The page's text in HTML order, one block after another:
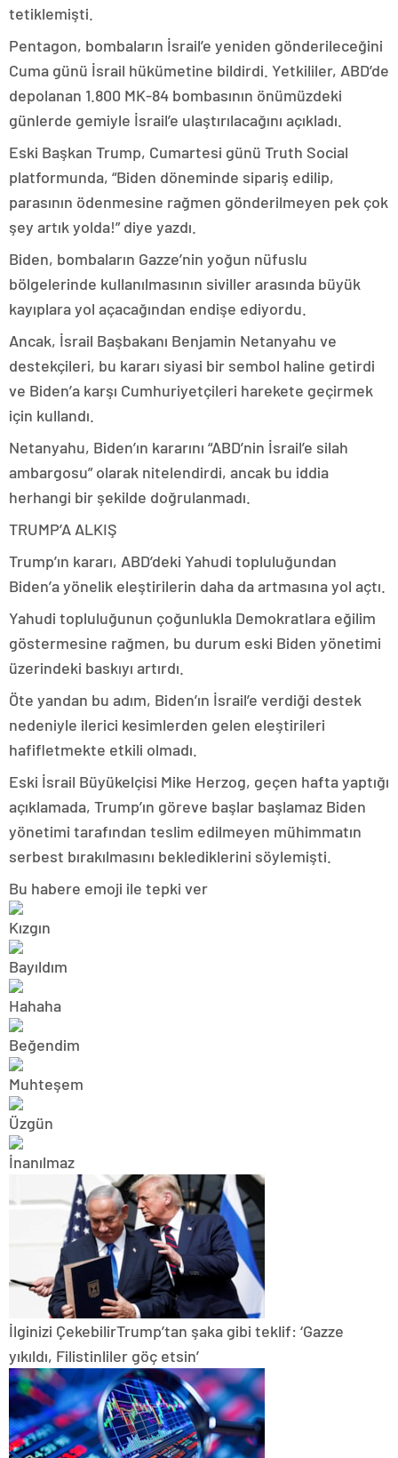
tetiklemişti.
Pentagon, bombaların İsrail’e yeniden gönderileceğini
Cuma günü İsrail hükümetine bildirdi. Yetkililer, ABD’de
depolanan 1.800 MK-84 bombasının önümüzdeki
günlerde gemiyle İsrail’e ulaştırılacağını açıkladı.
Eski Başkan Trump, Cumartesi günü Truth Social
platformunda, “Biden döneminde sipariş edilip,
parasının ödenmesine rağmen gönderilmeyen pek çok
şey artık yolda!” diye yazdı.
Biden, bombaların Gazze’nin yoğun nüfuslu
bölgelerinde kullanılmasının siviller arasında büyük
kayıplara yol açacağından endişe ediyordu.
Ancak, İsrail Başbakanı Benjamin Netanyahu ve
destekçileri, bu kararı siyasi bir sembol haline getirdi
ve Biden’a karşı Cumhuriyetçileri harekete geçirmek
için kullandı.
Netanyahu, Biden’ın kararını “ABD’nin İsrail’e silah
ambargosu” olarak nitelendirdi, ancak bu iddia
herhangi bir şekilde doğrulanmadı.
TRUMP’A ALKIŞ
Trump’ın kararı, ABD’deki Yahudi topluluğundan
Biden’a yönelik eleştirilerin daha da artmasına yol açtı.
Yahudi topluluğunun çoğunlukla Demokratlara eğilim
göstermesine rağmen, bu durum eski Biden yönetimi
üzerindeki baskıyı artırdı.
Öte yandan bu adım, Biden’ın İsrail’e verdiği destek
nedeniyle ilerici kesimlerden gelen eleştirileri
hafifletmekte etkili olmadı.
Eski İsrail Büyükelçisi Mike Herzog, geçen hafta yaptığı
açıklamada, Trump’ın göreve başlar başlamaz Biden
yönetimi tarafından teslim edilmeyen mühimmatın
serbest bırakılmasını beklediklerini söylemişti.
Bu habere emoji ile tepki ver
İlginizi ÇekebilirTrump’tan şaka gibi teklif: ‘Gazze
yıkıldı, Filistinliler göç etsin’